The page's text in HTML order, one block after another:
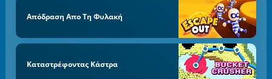
Απόδραση Απο Τη Φυλακή
Καταστρέφοντας Κάστρα